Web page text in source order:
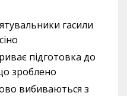
гасили
підготовка до
зроблено
вибиваються з